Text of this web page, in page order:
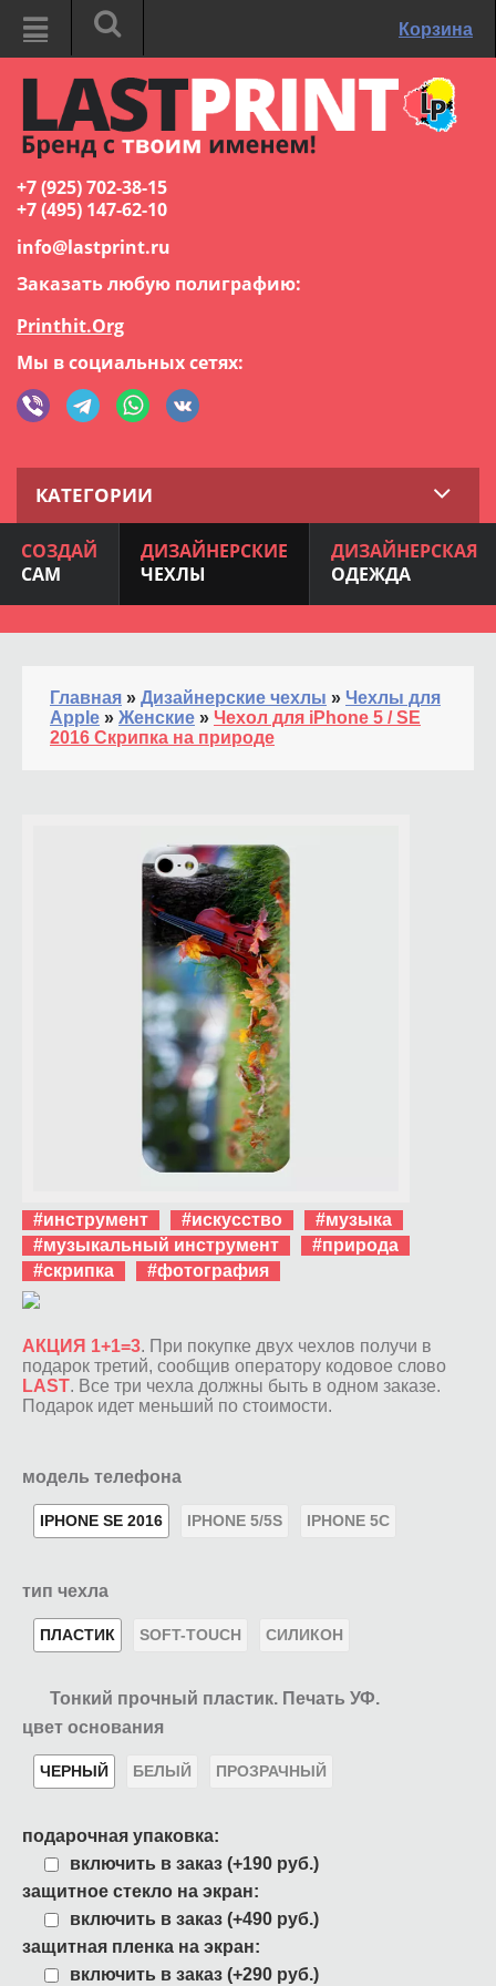
Корзина
+7 (925) 702-38-15
+7 (495) 147-62-10
info@lastprint.ru
Заказать любую полиграфию:
Printhit.Org
Мы в социальных сетях:
КАТЕГОРИИ
СОЗДАЙ
САМ
ДИЗАЙНЕРСКИЕ
ЧЕХЛЫ
ДИЗАЙНЕРСКАЯ
ОДЕЖДА
Главная » Дизайнерские чехлы » Чехлы для
Apple » Женские » Чехол для iPhone 5 / SE
2016 Скрипка на природе
#инструмент #искусство
#музыка
#музыкальный инструмент
#природа
#скрипка
#фотография
АКЦИЯ 1+1=3. При покупке двух чехлов получи в
подарок третий, сообщив оператору кодовое слово
LAST. Все три чехла должны быть в одном заказе.
Подарок идет меньший по стоимости.
модель телефона
IPHONE SE 2016 IPHONE 5/5S IPHONE 5C
тип чехла
ПЛАСТИК SOFT-TOUCH СИЛИКОН
Тонкий прочный пластик. Печать УФ.
цвет основания
ЧЕРНЫЙ БЕЛЫЙ ПРОЗРАЧНЫЙ
подарочная упаковка:
включить в заказ (+190 руб.)
защитное стекло на экран:
включить в заказ (+490 руб.)
защитная пленка на экран:
включить в заказ (+290 руб.)